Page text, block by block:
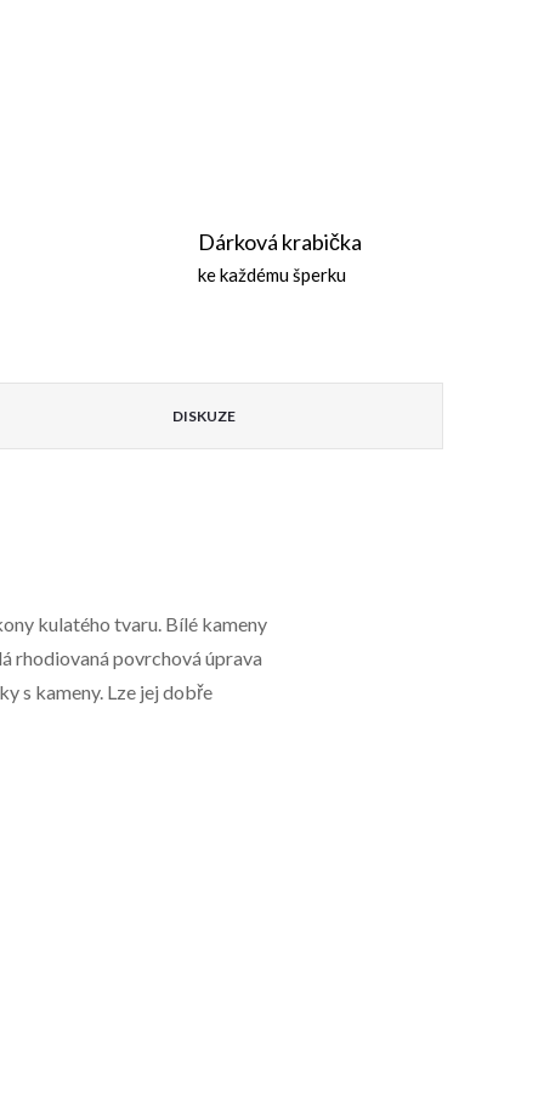
Dárková krabička
ke každému šperku
DISKUZE
kulatého tvaru. Bílé kameny
rhodiovaná povrchová úprava
s kameny. Lze jej dobře